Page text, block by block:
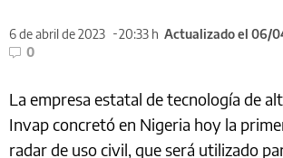
6 de abril de 2023 20:33 h Actualizado el 06/
0
La empresa estatal de tecnología de
Invap concretó en Nigeria hoy la
radar de uso civil, que será utilizado